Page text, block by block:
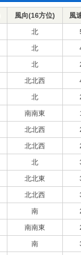
風向(16方位) 風
北
北
北
北北西
北
南南東
北北西
北北西
北
北北東
北北西
南
南南東
南